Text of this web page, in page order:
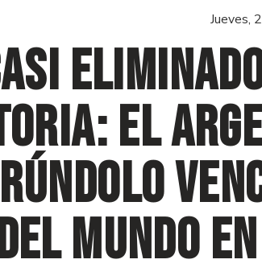
Jueves,
El
mundo